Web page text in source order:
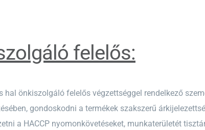
felelős:
hal önkiszolgáló felelős végzettséggel rendelkező
gondoskodni a termékek szakszerű
a HACCP nyomonkövetéseket, munkaterületét